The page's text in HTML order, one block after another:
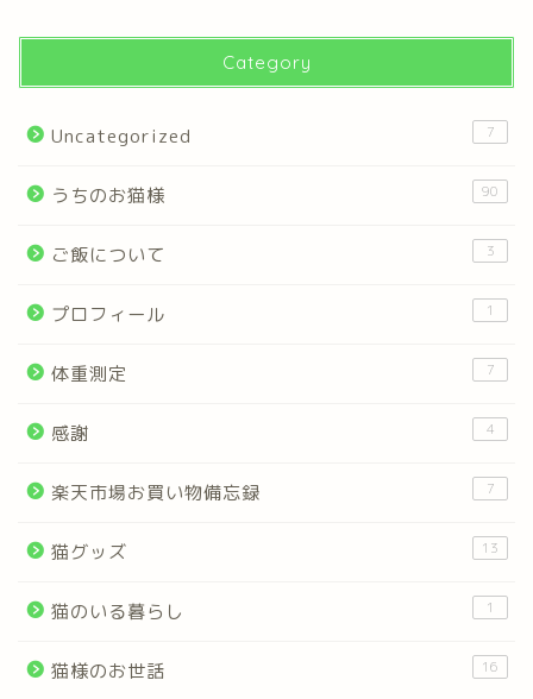
Category
Uncategorized 7
うちのお猫様 90
ご飯について 3
プロフィール 1
体重測定 7
感謝 4
楽天市場お買い物備忘録 7
猫グッズ 13
猫のいる暮らし 1
猫様のお世話 16